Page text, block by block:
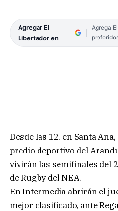
Agregar El
Libertador en
Agrega
Desde las 12, en Santa
predio deportivo del
vivirán las semifinales del
de Rugby del NEA.
En Intermedia abrirán el
mejor clasificado, ante